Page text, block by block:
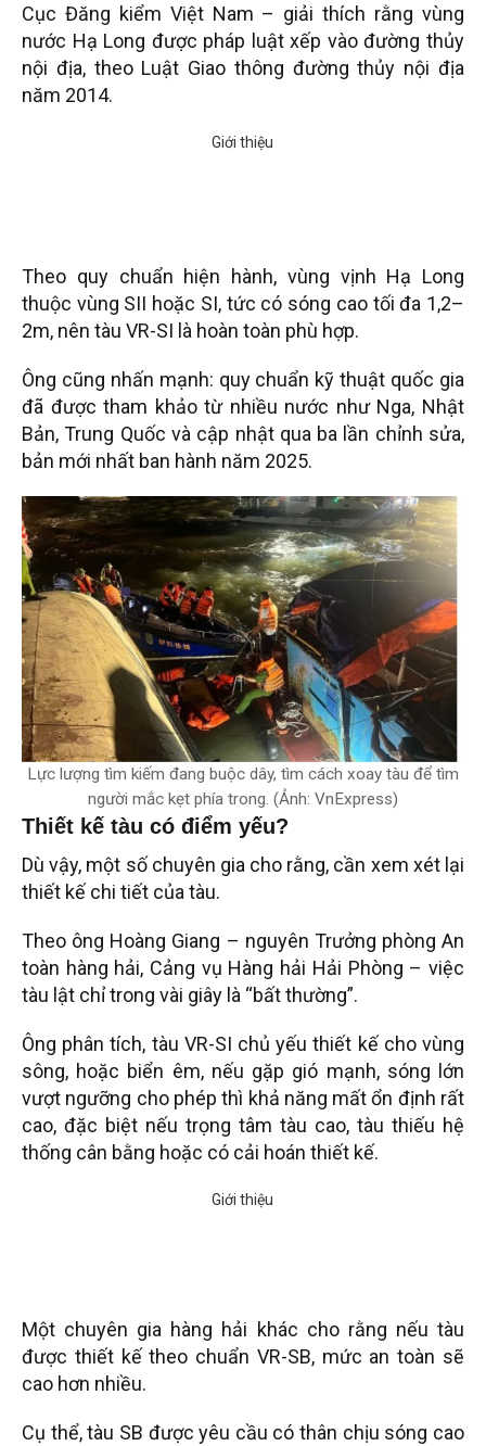
Cục Đăng kiểm Việt Nam – giải thích rằng vùng
nước Hạ Long được pháp luật xếp vào đường thủy
nội địa, theo Luật Giao thông đường thủy nội địa
năm 2014.
Theo quy chuẩn hiện hành, vùng vịnh Hạ Long
thuộc vùng SII hoặc SI, tức có sóng cao tối đa 1,2–
2m, nên tàu VR-SI là hoàn toàn phù hợp.
Ông cũng nhấn mạnh: quy chuẩn kỹ thuật quốc gia
đã được tham khảo từ nhiều nước như Nga, Nhật
Bản, Trung Quốc và cập nhật qua ba lần chỉnh sửa,
bản mới nhất ban hành năm 2025.
Lực lượng tìm kiếm đang buộc dây, tìm cách xoay tàu để tìm
người mắc kẹt phía trong. (Ảnh: VnExpress)
Thiết kế tàu có điểm yếu?
Dù vậy, một số chuyên gia cho rằng, cần xem xét lại
thiết kế chi tiết của tàu.
Theo ông Hoàng Giang – nguyên Trưởng phòng An
toàn hàng hải, Cảng vụ Hàng hải Hải Phòng – việc
tàu lật chỉ trong vài giây là “bất thường”.
Ông phân tích, tàu VR-SI chủ yếu thiết kế cho vùng
sông, hoặc biển êm, nếu gặp gió mạnh, sóng lớn
vượt ngưỡng cho phép thì khả năng mất ổn định rất
cao, đặc biệt nếu trọng tâm tàu cao, tàu thiếu hệ
thống cân bằng hoặc có cải hoán thiết kế.
Một chuyên gia hàng hải khác cho rằng nếu tàu
được thiết kế theo chuẩn VR-SB, mức an toàn sẽ
cao hơn nhiều.
Cụ thể, tàu SB được yêu cầu có thân chịu sóng cao